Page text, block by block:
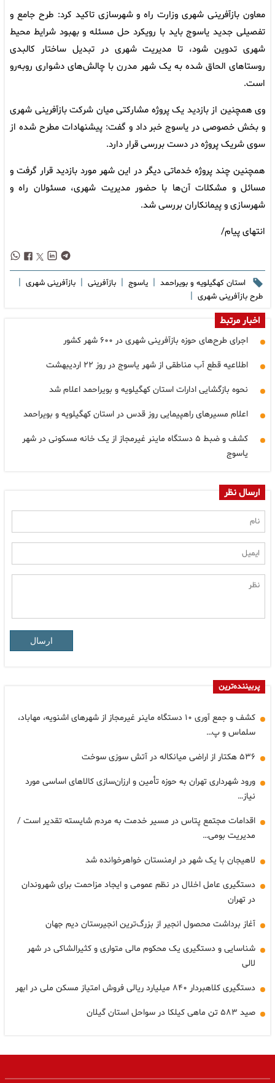
معاون بازآفرینی شهری وزارت راه و شهرسازی تاکید کرد: طرح جامع و
تفصیلی جدید یاسوج باید با رویکرد حل مسئله و بهبود شرایط محیط
شهری تدوین شود، تا مدیریت شهری در تبدیل ساختار کالبدی
روستاهای الحاق شده به یک شهر مدرن با چالش‌های دشواری روبه‌رو
است.
وی همچنین از بازدید یک پروژه مشارکتی میان شرکت بازآفرینی شهری
و بخش خصوصی در یاسوج خبر داد و گفت: پیشنهادات مطرح شده از
سوی شریک پروژه در دست بررسی قرار دارد.
همچنین چند پروژه خدماتی دیگر در این شهر مورد بازدید قرار گرفت و
مسائل و مشکلات آن‌ها با حضور مدیریت شهری، مسئولان راه و
شهرسازی و پیمانکاران بررسی شد.
انتهای پیام/
استان کهگیلویه و بویراحمد | یاسوج | بازآفرینی | بازآفرینی شهری |
طرح بازآفرینی شهری |
اخبار مرتبط
اجرای طرح‌های حوزه بازآفرینی شهری در ۶۰۰ شهر کشور
اطلاعیه قطع آب مناطقی از شهر یاسوج در روز ۲۲ اردیبهشت
نحوه بازگشایی ادارات استان کهگیلویه و بویراحمد اعلام شد
اعلام مسیرهای راهپیمایی روز قدس در استان کهگیلویه و بویراحمد
کشف و ضبط ۵ دستگاه ماینر غیرمجاز از یک خانه مسکونی در شهر
یاسوج
ارسال نظر
ارسال
پربیننده‌ترین
کشف و جمع آوری ۱۰ دستگاه ماینر غیرمجاز از شهرهای اشنویه، مهاباد،
سلماس و پ…
۵۳۶ هکتار از اراضی میانکاله در آتش سوزی سوخت
ورود شهرداری تهران به حوزه تأمین و ارزان‌سازی کالا‌های اساسی مورد
نیاز…
اقدامات مجتمع پتاس در مسیر خدمت به مردم شایسته تقدیر است /
مدیریت بومی…
لاهیجان با یک شهر در ارمنستان خواهرخوانده شد
دستگیری عامل اخلال در نظم عمومی و ایجاد مزاحمت برای شهروندان
در تهران
آغاز برداشت محصول انجیر از بزرگ‌ترین انجیرستان دیم جهان
شناسایی و دستگیری یک محکوم مالی متواری و کثیرالشاکی در شهر
لالی
دستگیری کلاهبردار ۸۴۰ میلیارد ریالی فروش امتیاز مسکن ملی در ابهر
صید ۵۸۳ تن ماهی کیلکا در سواحل استان گیلان